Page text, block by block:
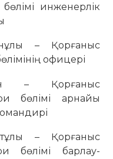
инженерлік
– Қорғаныс
офицері
– Қорғаныс
бөлімі арнайы
– Қорғаныс
бөлімі барлау-